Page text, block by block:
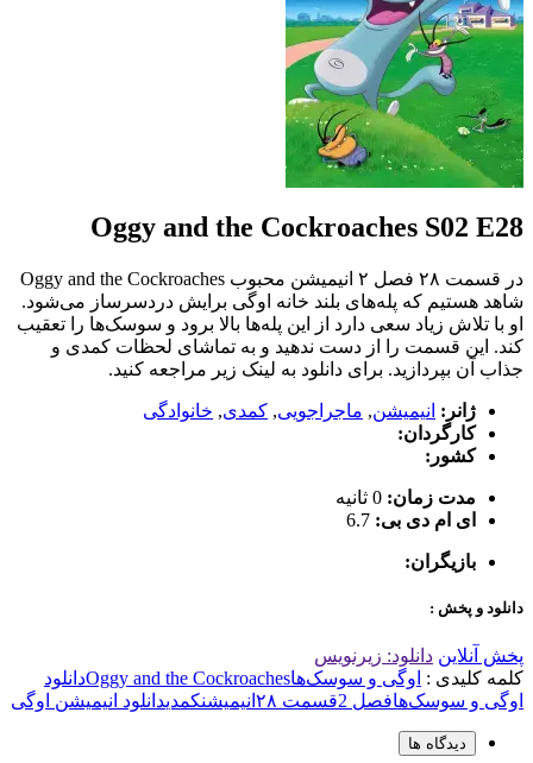
Oggy and the Cockroaches S02 E28
در قسمت ۲۸ فصل ۲ انیمیشن محبوب Oggy and the Cockroaches
شاهد هستیم که پله‌های بلند خانه اوگی برایش دردسرساز می‌شود.
او با تلاش زیاد سعی دارد از این پله‌ها بالا برود و سوسک‌ها را تعقیب
کند. این قسمت را از دست ندهید و به تماشای لحظات کمدی و
جذاب آن بپردازید. برای دانلود به لینک زیر مراجعه کنید.
ژانر: انیمیشن, ماجراجویی, کمدی, خانوادگی
کارگردان:
کشور:
مدت زمان: 0 ثانیه
ای ام دی بی: 6.7
بازیگران:
دانلود و پخش :
پخش آنلاین دانلود: زیرنویس
کلمه کلیدی : اوگی و سوسک‌هاOggy and the Cockroachesدانلود
اوگی و سوسک‌هافصل 2 قسمت ۲۸ انیمیشنکمدیدانلود انیمیشن اوگی
دیدگاه ها